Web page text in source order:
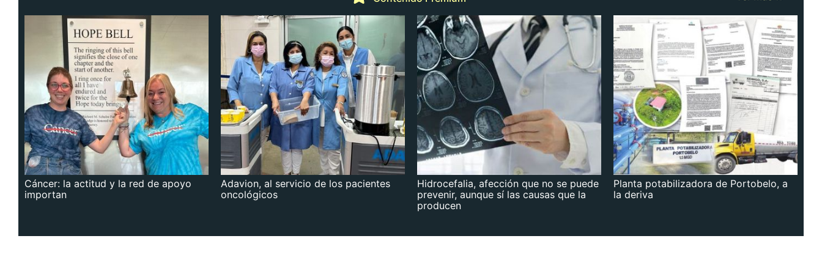
Cáncer: la actitud y la red de apoyo
importan
Adavion, al servicio de los pacientes
oncológicos
Hidrocefalia, afección que no se puede
prevenir, aunque sí las causas que la
producen
Planta potabilizadora de Portobelo, a
la deriva